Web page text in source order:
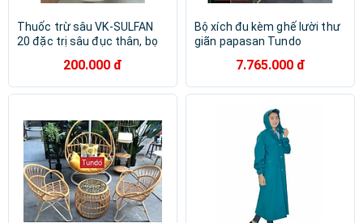
Thuốc trừ sâu VK-SULFAN
20 đặc trị sâu đục thân, bọ
trùng trên nhiều loại cây
trồng
200.000 đ
Bộ xích đu kèm ghế lười thư
giãn papasan Tundo
7.765.000 đ